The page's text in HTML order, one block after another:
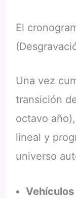
El
Una vez
transición
octavo
lineal y
universo